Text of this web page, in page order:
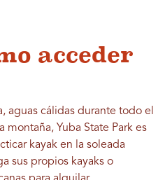
acceder
aguas cálidas durante todo el
montaña, Yuba State Park es
kayak en la soleada
sus propios kayaks o